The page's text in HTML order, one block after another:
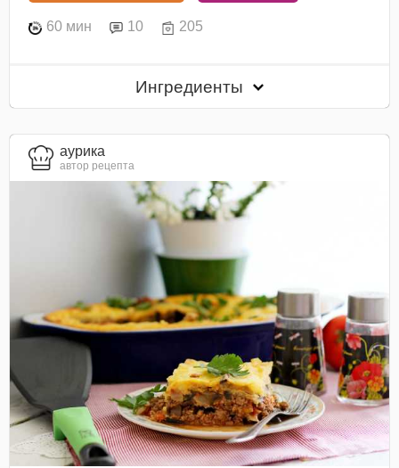
60 мин 10 205
Ингредиенты
aурика
автор рецепта